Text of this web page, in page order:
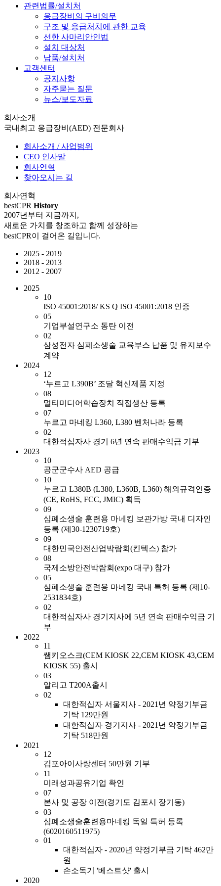
관련법률/설치처
응급장비의 구비의무
구조 및 응급처치에 관한 교육
선한 사마리안인법
설치 대상처
납품/설치처
고객센터
공지사항
자주묻는 질문
뉴스/보도자료
회사소개
국내최고 응급장비(AED) 전문회사
회사소개 / 사업범위
CEO 인사말
회사연혁
찾아오시는 길
회사연혁
bestCPR History
2007년부터 지금까지,
새로운 가치를 창조하고 함께 성장하는
bestCPR이 걸어온 길입니다.
2025 - 2019
2018 - 2013
2012 - 2007
2025
10
ISO 45001:2018/ KS Q ISO 45001:2018 인증
05
기업부설연구소 동탄 이전
02
삼성전자 심폐소생술 교육부스 납품 및 유지보수
계약
2024
12
‘누르고 L390B’ 조달 혁신제품 지정
08
멀티미디어학습장치 직접생산 등록
07
누르고 마네킹 L360, L380 벤처나라 등록
02
대한적십자사 경기 6년 연속 판매수익금 기부
2023
10
공군군수사 AED 공급
10
누르고 L380B (L380, L360B, L360) 해외규격인증
(CE, RoHS, FCC, JMIC) 획득
09
심폐소생술 훈련용 마네킹 보관가방 국내 디자인
등록 (제30-1230719호)
09
대한민국안전산업박람회(킨텍스) 참가
08
국제소방안전박람회(expo 대구) 참가
05
심폐소생술 훈련용 마네킹 국내 특허 등록 (제10-
2531834호)
02
대한적십자사 경기지사에 5년 연속 판매수익금 기
부
2022
11
쌤키오스크(CEM KIOSK 22,CEM KIOSK 43,CEM
KIOSK 55) 출시
03
알리고 T200A출시
02
대한적십자 서울지사 - 2021년 약정기부금
기탁 129만원
대한적십자 경기지사 - 2021년 약정기부금
기탁 518만원
2021
12
김포아이사랑센터 50만원 기부
11
미래성과공유기업 확인
07
본사 및 공장 이전(경기도 김포시 장기동)
03
심폐소생술훈련용마네킹 독일 특허 등록
(6020160511975)
01
대한적십자 - 2020년 약정기부금 기탁 462만
원
손소독기 '베스트샷' 출시
2020